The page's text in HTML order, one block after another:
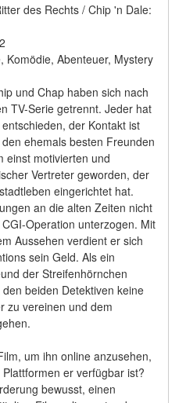
des Rechts / Chip 'n Dale:
Komödie, Abenteuer, Mystery
und Chap haben sich nach
TV-Serie getrennt. Jeder hat
der Kontakt ist
ehemals besten Freunden
einst motivierten und
Vertreter geworden, der
eingerichtet hat.
an die alten Zeiten nicht
Operation unterzogen. Mit
Aussehen verdient er sich
sein Geld. Als ein
der Streifenhörnchen
beiden Detektiven keine
zu vereinen und dem
um ihn online anzusehen,
er verfügbar ist?
bewusst, einen